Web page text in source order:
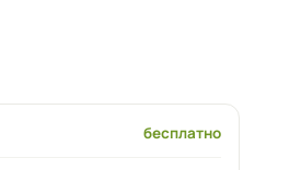
бесплатно